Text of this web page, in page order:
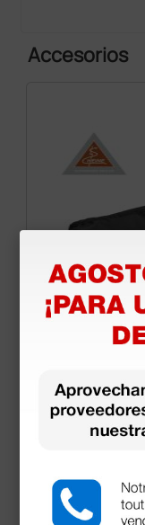
Accesorios
19,88 €